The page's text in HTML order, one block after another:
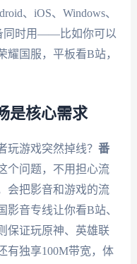
、iOS、Windows、
同时用——比如你可以
国服，平板看B站，
是核心需求
玩游戏突然掉线？ 番
个问题，不用担心流
会把影音和游戏的流
音专线让你看B站、
保证玩原神、英雄联
有独享100M带宽，体